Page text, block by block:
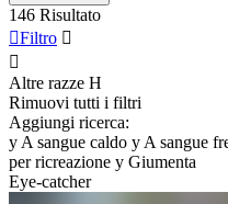
146 Risultato
Filtro 

Altre razze H
Rimuovi tutti i filtri
Aggiungi ricerca:
y A sangue caldo y A sangue
per ricreazione y Giumenta
Eye-catcher